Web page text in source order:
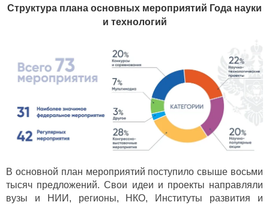
Структура плана основных мероприятий Года науки
и технологий
В основной план мероприятий поступило свыше восьми
тысяч предложений. Свои идеи и проекты направляли
вузы и НИИ, регионы, НКО, Институты развития и